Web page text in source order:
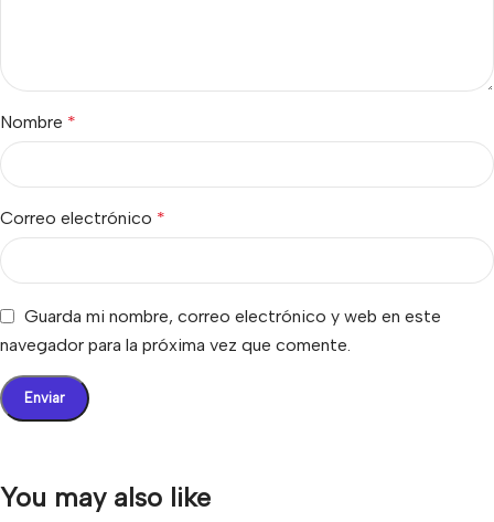
Nombre *
Correo electrónico *
Guarda mi nombre, correo electrónico y web en este
navegador para la próxima vez que comente.
You may also like